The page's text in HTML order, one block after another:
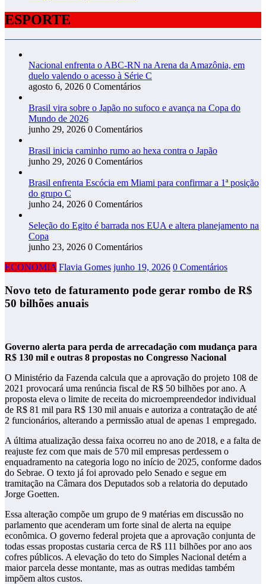
ESPORTE
Nacional enfrenta o ABC-RN na Arena da Amazônia, em
duelo valendo o acesso à Série C
agosto 6, 2026 0 Comentários
Brasil vira sobre o Japão no sufoco e avança na Copa do
Mundo de 2026
junho 29, 2026 0 Comentários
Brasil inicia caminho rumo ao hexa contra o Japão
junho 29, 2026 0 Comentários
Brasil enfrenta Escócia em Miami para confirmar a 1ª posição
do grupo C
junho 24, 2026 0 Comentários
Seleção do Egito é barrada nos EUA e altera planejamento na
Copa
junho 23, 2026 0 Comentários
ECONOMIA Flavia Gomes junho 19, 2026 0 Comentários
Novo teto de faturamento pode gerar rombo de R$
50 bilhões anuais
Governo alerta para perda de arrecadação com mudança para
R$ 130 mil e outras 8 propostas no Congresso Nacional
O Ministério da Fazenda calcula que a aprovação do projeto 108 de
2021 provocará uma renúncia fiscal de R$ 50 bilhões por ano. A
proposta eleva o limite de receita do microempreendedor individual
de R$ 81 mil para R$ 130 mil anuais e autoriza a contratação de até
2 funcionários, alterando a permissão atual de apenas 1 empregado.
A última atualização dessa faixa ocorreu no ano de 2018, e a falta de
reajuste fez com que mais de 570 mil empresas perdessem o
enquadramento na categoria logo no início de 2025, conforme dados
do Sebrae. O texto já foi aprovado pelo Senado e segue em
tramitação na Câmara dos Deputados sob a relatoria do deputado
Jorge Goetten.
Essa alteração compõe um grupo de 9 matérias em discussão no
parlamento que acenderam um forte sinal de alerta na equipe
econômica. O governo federal projeta que a aprovação conjunta de
todas essas propostas custaria cerca de R$ 111 bilhões por ano aos
cofres públicos. A elevação do teto do Simples Nacional detém a
maior parcela desse montante, mas as outras medidas também
impõem altos custos.